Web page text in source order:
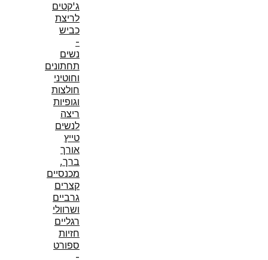
ג'קטים
לריצת
כביש
-
נשים
תחתונים
וחוטיני
חולצות
וגופיות
ריצה
לנשים
טייץ
אורך
ברך,
מכנסיים
קצרים
גרביים
ושרוולי
רגליים
חזיות
ספורט
-